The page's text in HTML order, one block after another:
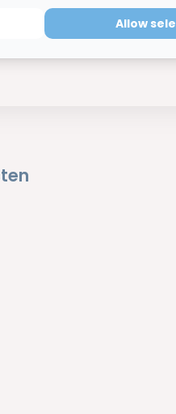
2,55 12 x
Direct
Allow